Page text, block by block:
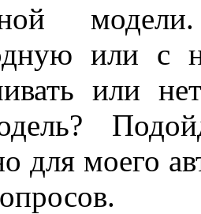
или с
или
для моего